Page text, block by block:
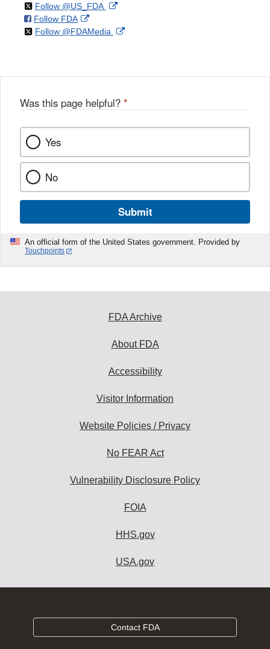
Follow @US_FDAon External
Disclaimer
Follow FDAon
Facebook
External
Link
Follow @FDAMedia on External
Was this page helpful? *
Yes
No
Submit
An official form of the United States government. Provided by
Touchpoints
FDA Archive
About FDA
Accessibility
Visitor Information
Website Policies / Privacy
No FEAR Act
Vulnerability Disclosure Policy
FOIA
HHS.gov
USA.gov
Contact FDA